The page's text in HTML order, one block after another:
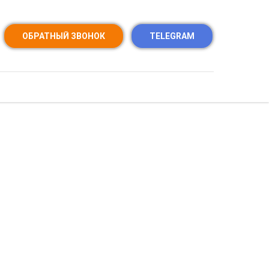
ОБРАТНЫЙ ЗВОНОК TELEGRAM